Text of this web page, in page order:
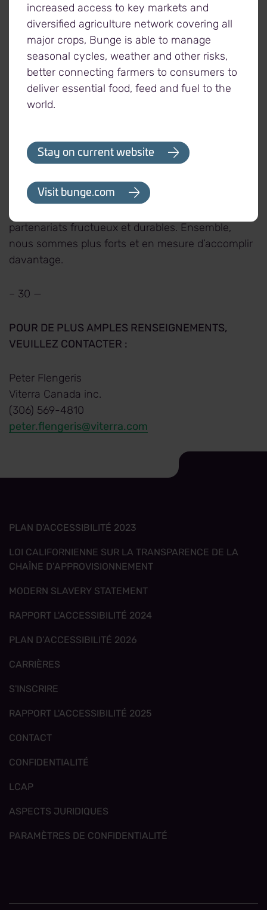
À propos de Viterra
Chez Viterra, nous reconnaissons le pouvoir de
créer des liens. Grâce à notre réseau agricole
mondial de pointe entièrement intégré, nous
mettons en lien producteurs et consommateurs
afin de fournir des produits agricoles durables qui
employés à pied d’œuvre dans 37 pays, notre
réseau stratégique d’entreposage, de
transformation et de transport nous permet d’offrir
des solutions novatrices et d’ouvrir de nouvelles
partenariats fructueux et durables. Ensemble,
nous sommes plus forts et en mesure d’accomplir
davantage.
– 30 —
POUR DE PLUS AMPLES RENSEIGNEMENTS,
VEUILLEZ CONTACTER :
Peter Flengeris
Viterra Canada inc.
(306) 569-4810
peter.flengeris@viterra.com
increased access to key markets and
diversified agriculture network covering all
major crops, Bunge is able to manage
seasonal cycles, weather and other risks,
better connecting farmers to consumers to
deliver essential food, feed and fuel to the
world.
Stay on current website
Visit bunge.com
PLAN D'ACCESSIBILITÉ 2023
LOI CALIFORNIENNE SUR LA TRANSPARENCE DE LA
CHAÎNE D’APPROVISIONNEMENT
MODERN SLAVERY STATEMENT
RAPPORT L'ACCESSIBILITÉ 2024
PLAN D’ACCESSIBILITÉ 2026
CARRIÈRES
S'INSCRIRE
RAPPORT L'ACCESSIBILITÉ 2025
CONTACT
CONFIDENTIALITÉ
LCAP
ASPECTS JURIDIQUES
PARAMÈTRES DE CONFIDENTIALITÉ